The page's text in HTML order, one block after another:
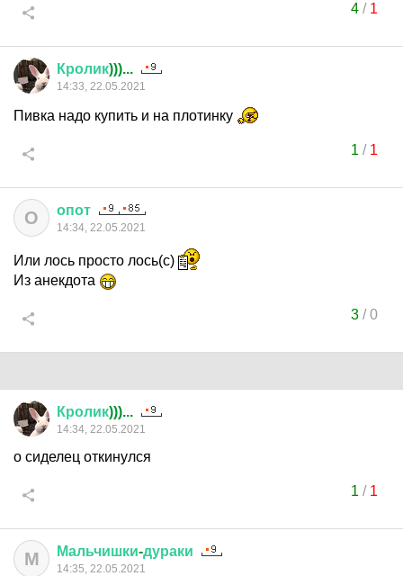
4/ 1
Кролик)))...
14:33, 22.05.2021
Пивка надо купить и на плотинку
1 / 1
О опот
14:34, 22.05.2021
Или лось просто лось(с)
Из анекдота
3/0
Кролик)))...
14:34, 22.05.2021
о сиделец откинулся
1 / 1
М Мальчишки-дураки
14:35, 22.05.2021